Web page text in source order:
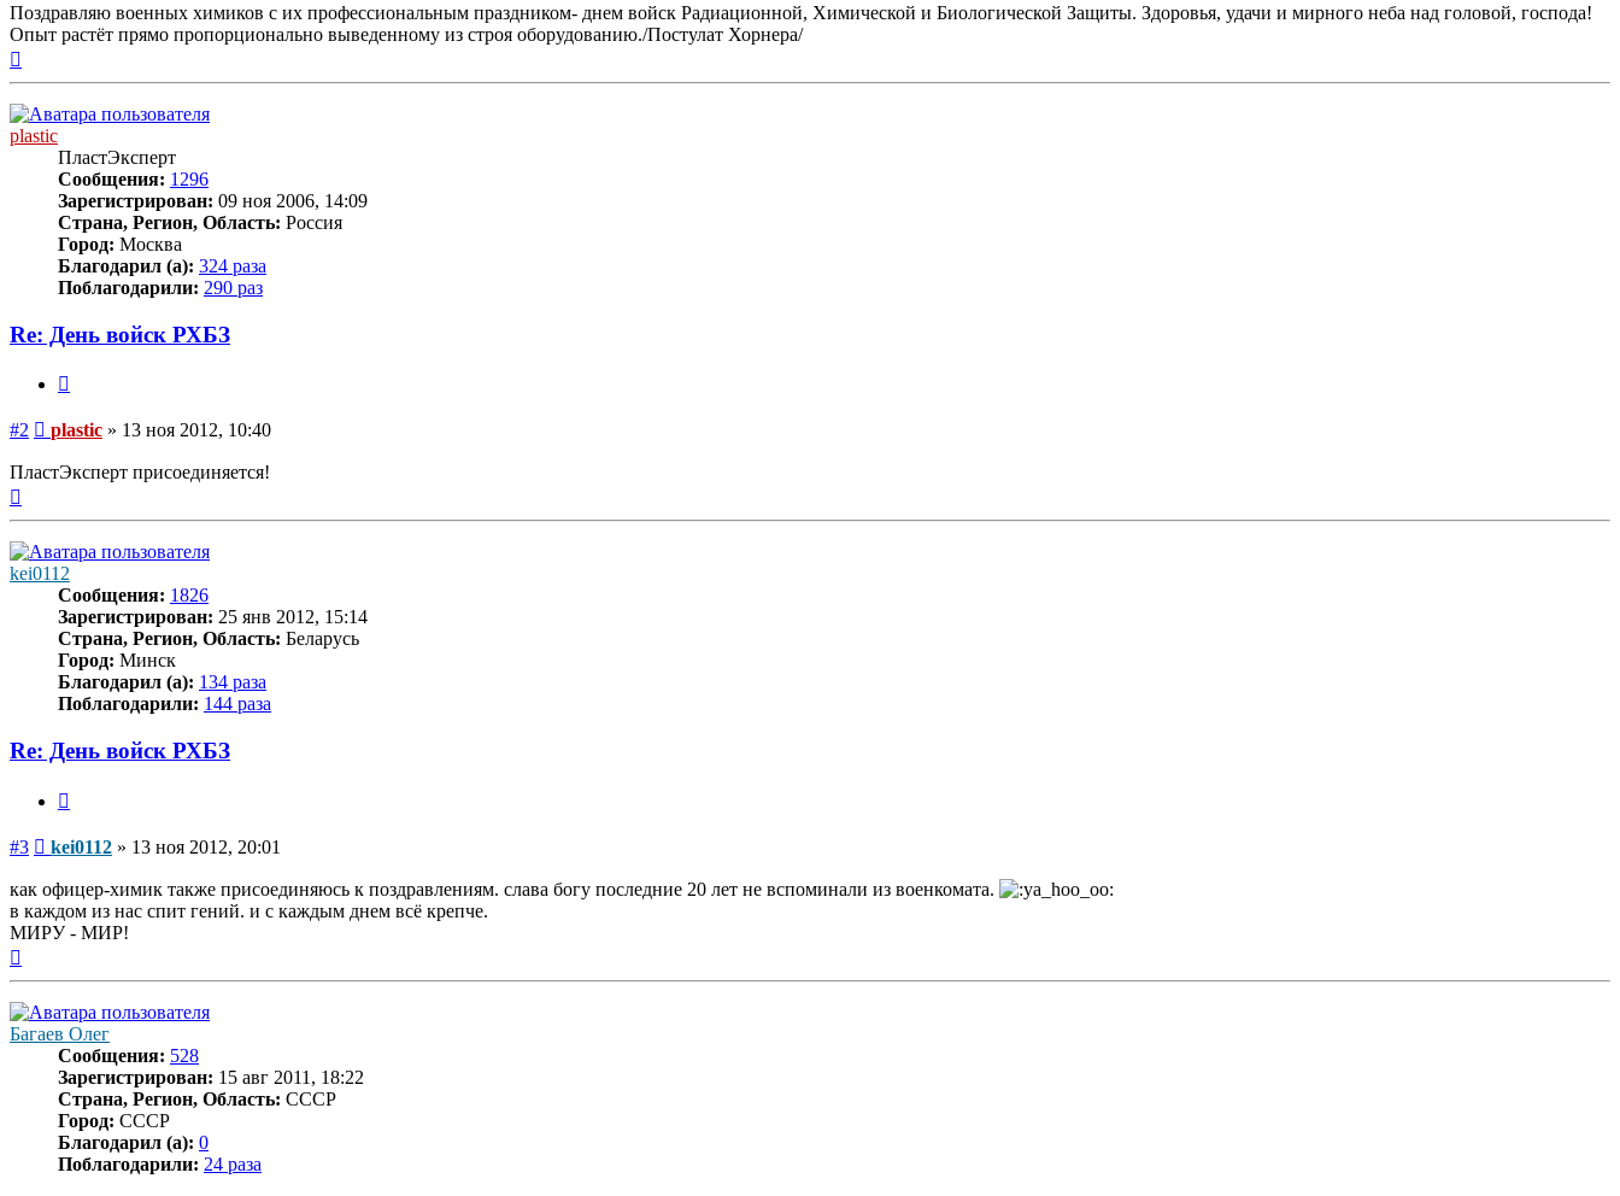
Поздравляю военных химиков с их профессиональным праздником- днем войск Радиационной, Химической и Биологической Защиты. Здоровья, удачи и мирного неба над головой, господа!
Опыт растёт прямо пропорционально выведенному из строя оборудованию./Постулат Хорнера/
plastic
ПластЭксперт
Сообщения: 1296
Зарегистрирован: 09 ноя 2006, 14:09
Страна, Регион, Область: Россия
Город: Москва
Благодарил (а): 324 раза
Поблагодарили: 290 раз
Re: День войск РХБЗ
#2 Сообщение
plastic » 13 ноя 2012, 10:40
ПластЭксперт присоединяется!
kei0112
Сообщения: 1826
Зарегистрирован: 25 янв 2012, 15:14
Страна, Регион, Область: Беларусь
Город: Минск
Благодарил (а): 134 раза
Поблагодарили: 144 раза
Re: День войск РХБЗ
#3 Сообщение
kei0112 » 13 ноя 2012, 20:01
как офицер-химик также присоединяюсь к поздравлениям. слава богу последние 20 лет не вспоминали из военкомата.
в каждом из нас спит гений. и с каждым днем всё крепче.
МИРУ - МИР!
Багаев Олег
Сообщения: 528
Зарегистрирован: 15 авг 2011, 18:22
Страна, Регион, Область: СССР
Город: СССР
Благодарил (а): 0
Поблагодарили: 24 раза